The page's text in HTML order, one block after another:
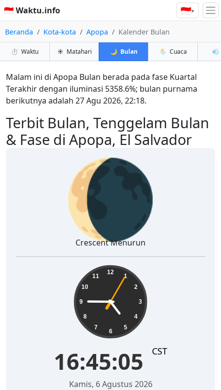
🇮🇩 Waktu.info 🇮🇩▾
Beranda Kota-kota Apopa Kalender Bulan
⏱️ Waktu ☀️ Matahari 🌙 Bulan 🌦️ Cuaca 💨
Terbit Bulan, Tenggelam Bulan
& Fase di Apopa, El Salvador
Malam ini di Apopa Bulan berada pada fase Kuartal
Terakhir dengan iluminasi 5358.6%; bulan purnama
berikutnya adalah 27 Agu 2026, 22:18.
🌘
Crescent Menurun
12
1
2
3
4
5
6
7
8
9
10
11
16:45:06 CST
Kamis, 6 Agustus 2026